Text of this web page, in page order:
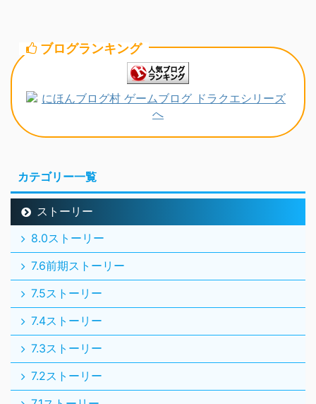
ブログランキング
カテゴリー一覧
ストーリー
8.0ストーリー
7.6前期ストーリー
7.5ストーリー
7.4ストーリー
7.3ストーリー
7.2ストーリー